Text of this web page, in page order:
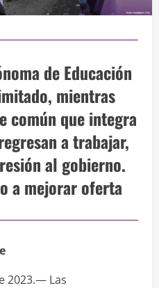
de Educación
mientras
común que integra
a trabajar,
al gobierno.
a mejorar oferta
2023.— Las